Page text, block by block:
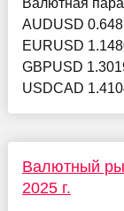
Валютная
AUDUSD
EURUSD
GBPUSD
USDCAD
Валютный
2025 г.